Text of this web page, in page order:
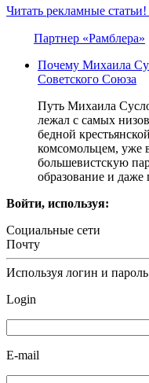
Читать рекламные статьи!
Партнер «Рамблера»
Почему Михаила
Советского Союза
Путь Михаила
лежал с самых
бедной
комсомольцем, уже
большевистскую
образование и
Войти, используя:
Социальные сети
Почту
Используя логин и
Login
E-mail